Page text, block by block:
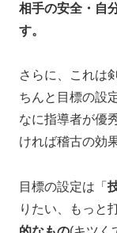
相手の安全・自
す。
さらに、これは
ちんと目標の設
なに指導者が優
ければ稽古の効
目標の設定は「
りたい、もっと